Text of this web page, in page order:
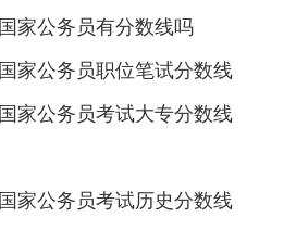
国家公务员有分数线吗
国家公务员职位笔试分数线
国家公务员考试大专分数线
国家公务员考试历史分数线